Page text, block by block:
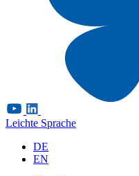
Leichte Sprache
DE
EN